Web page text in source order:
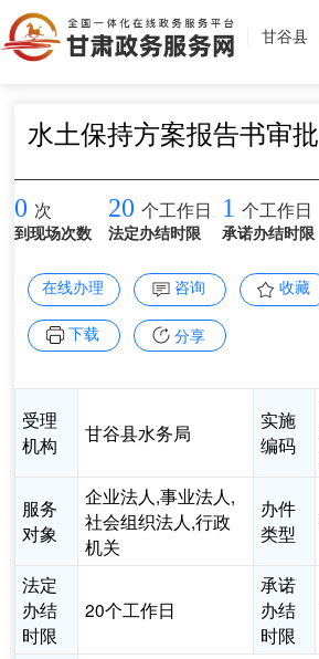
甘谷县
水土保持方案报告书审批
0 次
到现场次数
20 个工作日
法定办结时限
1 个工作日
承诺办结时限
在线办理 咨询 收藏
下载 分享
受理
机构
甘谷县水务局
实施
编码
服务
对象
企业法人,事业法人,
社会组织法人,行政
机关
办件
类型
法定
办结
时限
20个工作日
承诺
办结
时限